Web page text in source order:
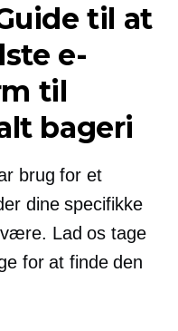
til at
e-
til
bageri
brug for et
dine specifikke
Lad os tage
for at finde den